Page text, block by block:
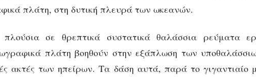
πλάτη, στη δυτική πλευρά των ωκεανών.
σε θρεπτικά συστατικά θαλάσσια ρεύματα
πλάτη βοηθούν στην εξάπλωση των
ακτές των ηπείρων. Τα δάση αυτά, παρά το γιγαντιαίο